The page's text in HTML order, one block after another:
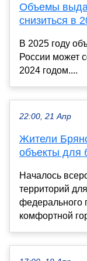
Объемы
снизиться в
В 2025 году
России может
2024 годом....
22:00, 21 Апр
Жители
объекты для
Началось
территорий
федерального
комфортной